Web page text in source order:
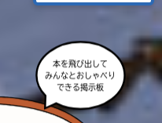
本を飛び出して
みんなとおしゃべり
できる掲示板